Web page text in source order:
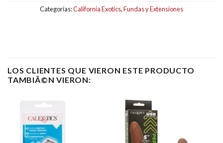
Categorías:California Exotics,Fundas y Extensiones
LOS CLIENTES QUE VIERON ESTE PRODUCTO
TAMBIÃ©N VIERON: